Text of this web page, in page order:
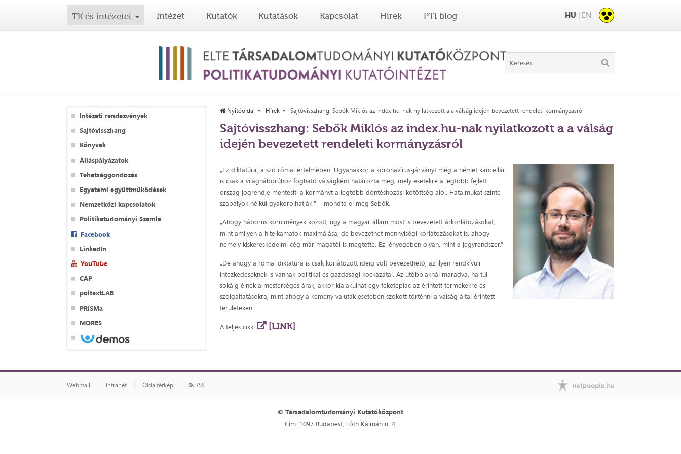
TK és intézetei Intézet Kutatók Kutatások Kapcsolat Hírek PTI blog HU | EN
Intézeti rendezvények
Sajtóvisszhang
Könyvek
Álláspályázatok
Tehetséggondozás
Egyetemi együttműködések
Nemzetközi kapcsolatok
Politikatudományi Szemle
Facebook
LinkedIn
YouTube
CAP
poltextLAB
PRiSMa
MORES
Nyitóoldal Hírek Sajtóvisszhang: Sebők Miklós az index.hu-nak nyilatkozott a a válság idején bevezetett rendeleti kormányzásról
Sajtóvisszhang: Sebők Miklós az index.hu-nak nyilatkozott a a válság
idején bevezetett rendeleti kormányzásról
„Ez diktatúra, a szó római értelmében. Ugyanakkor a koronavírus-járványt még a német kancellár
is csak a világháborúhoz fogható válságként határozta meg, mely esetekre a legtöbb fejlett
ország jogrendje mentesíti a kormányt a legtöbb döntéshozási kötöttség alól. Hatalmukat szinte
szabályok nélkül gyakorolhatják." – mondta el még Sebők.
„Ahogy háborús körülmények között, úgy a magyar állam most is bevezetett árkorlátozásokat,
mint amilyen a hitelkamatok maximálása, de bevezethet mennyiségi korlátozásokat is, ahogy
némely kiskereskedelmi cég már magától is megtette. Ez lényegében olyan, mint a jegyrendszer.”
„De ahogy a római diktatúra is csak korlátozott ideig volt bevezethető, az ilyen rendkívüli
intézkedéseknek is vannak politikai és gazdasági kockázatai. Az utóbbiaknál maradva, ha túl
sokáig élnek a mesterséges árak, akkor kialakulhat egy feketepiac az érintett termékekre és
szolgáltatásokra, mint ahogy a kemény valuták esetében szokott történni a válság által érintett
területeken.”
A teljes cikk: [LINK]
Webmail Intranet Oldaltérkép RSS
© Társadalomtudományi Kutatóközpont
Cím: 1097 Budapest, Tóth Kálmán u. 4.